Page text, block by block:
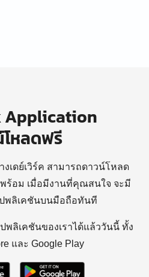
Application
หลดฟรี
เดย์เวิร์ค สามารถดาวน์โหลด
ร้อม เมื่อมีงานที่คุณสนใจ จะมี
พลิเคชันบนมือถือทันที
พลิเคชันของเราได้แล้ววันนี้ ทั้ง
และ Google Play